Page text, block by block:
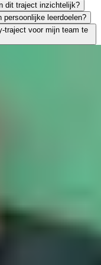
op en weten
dit traject inzichtelijk?
jezelf én voor je
persoonlijke leerdoelen?
dat écht bij je past
traject voor mijn team te
kunnen we